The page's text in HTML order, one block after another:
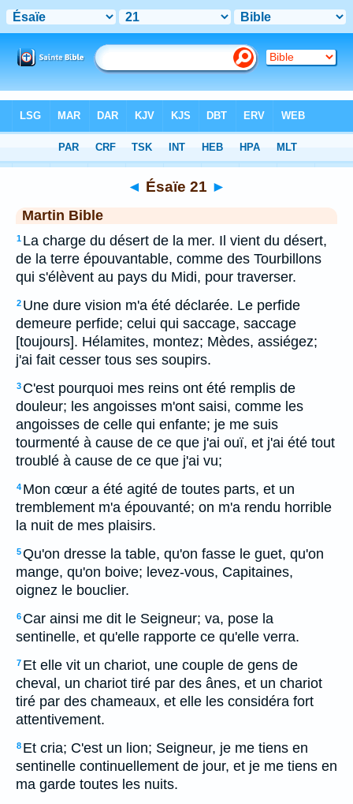
> Ésaïe 21
◄ Ésaïe 21 ►
Martin Bible
1 La charge du désert de la mer. Il vient du désert,
de la terre épouvantable, comme des Tourbillons
qui s'élèvent au pays du Midi, pour traverser.
2 Une dure vision m'a été déclarée. Le perfide
demeure perfide; celui qui saccage, saccage
[toujours]. Hélamites, montez; Mèdes, assiégez;
j'ai fait cesser tous ses soupirs.
3 C'est pourquoi mes reins ont été remplis de
douleur; les angoisses m'ont saisi, comme les
angoisses de celle qui enfante; je me suis
tourmenté à cause de ce que j'ai ouï, et j'ai été tout
troublé à cause de ce que j'ai vu;
4 Mon cœur a été agité de toutes parts, et un
tremblement m'a épouvanté; on m'a rendu horrible
la nuit de mes plaisirs.
5Qu'on dresse la table, qu'on fasse le guet, qu'on
mange, qu'on boive; levez-vous, Capitaines,
oignez le bouclier.
6 Car ainsi me dit le Seigneur; va, pose la
sentinelle, et qu'elle rapporte ce qu'elle verra.
7 Et elle vit un chariot, une couple de gens de
cheval, un chariot tiré par des ânes, et un chariot
tiré par des chameaux, et elle les considéra fort
attentivement.
8 Et cria; C'est un lion; Seigneur, je me tiens en
sentinelle continuellement de jour, et je me tiens en
ma garde toutes les nuits.